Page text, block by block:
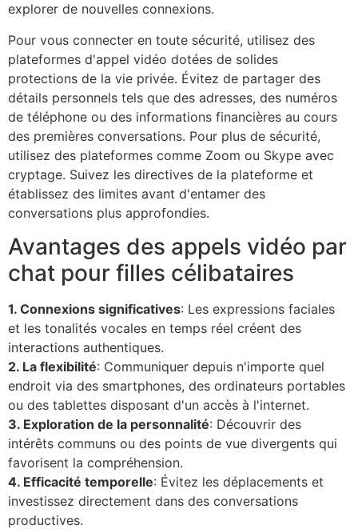
explorer de nouvelles connexions.
Pour vous connecter en toute sécurité, utilisez des
plateformes d'appel vidéo dotées de solides
protections de la vie privée. Évitez de partager des
détails personnels tels que des adresses, des numéros
de téléphone ou des informations financières au cours
des premières conversations. Pour plus de sécurité,
utilisez des plateformes comme Zoom ou Skype avec
cryptage. Suivez les directives de la plateforme et
établissez des limites avant d'entamer des
conversations plus approfondies.
Avantages des appels vidéo par
chat pour filles célibataires
1. Connexions significatives: Les expressions faciales
et les tonalités vocales en temps réel créent des
interactions authentiques.
2. La flexibilité: Communiquer depuis n'importe quel
endroit via des smartphones, des ordinateurs portables
ou des tablettes disposant d'un accès à l'internet.
3. Exploration de la personnalité: Découvrir des
intérêts communs ou des points de vue divergents qui
favorisent la compréhension.
4. Efficacité temporelle: Évitez les déplacements et
investissez directement dans des conversations
productives.